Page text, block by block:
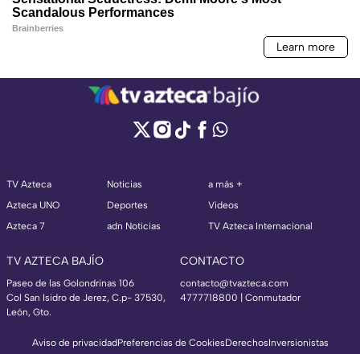
TV Azteca
Azteca UNO
Azteca 7
Noticias
Deportes
adn Noticias
a más +
Videos
TV Azteca Internacional
TV AZTECA BAJÍO
Paseo de las Golondrinas 106
Col San Isidro de Jerez, C.p- 37530,
León, Gto.
CONTACTO
contacto@tvazteca.com
4777718800 | Conmutador
Aviso de privacidadPreferencias de CookiesDerechosInversionistas